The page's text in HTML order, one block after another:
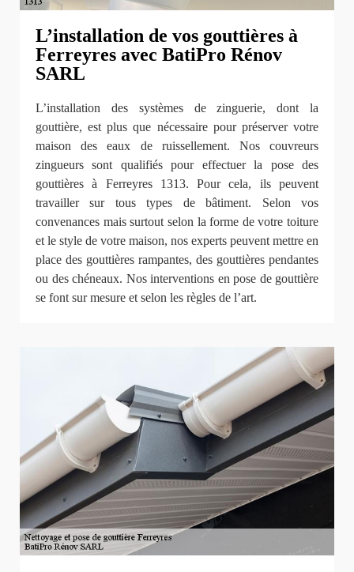
L’installation de vos gouttières à
Ferreyres avec BatiPro Rénov
SARL
L’installation des systèmes de zinguerie, dont la
gouttière, est plus que nécessaire pour préserver votre
maison des eaux de ruissellement. Nos couvreurs
zingueurs sont qualifiés pour effectuer la pose des
gouttières à Ferreyres 1313. Pour cela, ils peuvent
travailler sur tous types de bâtiment. Selon vos
convenances mais surtout selon la forme de votre toiture
et le style de votre maison, nos experts peuvent mettre en
place des gouttières rampantes, des gouttières pendantes
ou des chéneaux. Nos interventions en pose de gouttière
se font sur mesure et selon les règles de l’art.